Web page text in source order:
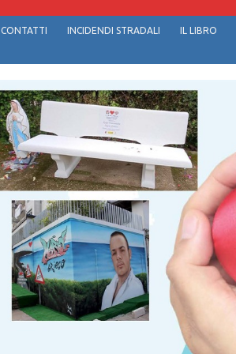
CONTATTI INCIDENDI STRADALI IL LIBRO